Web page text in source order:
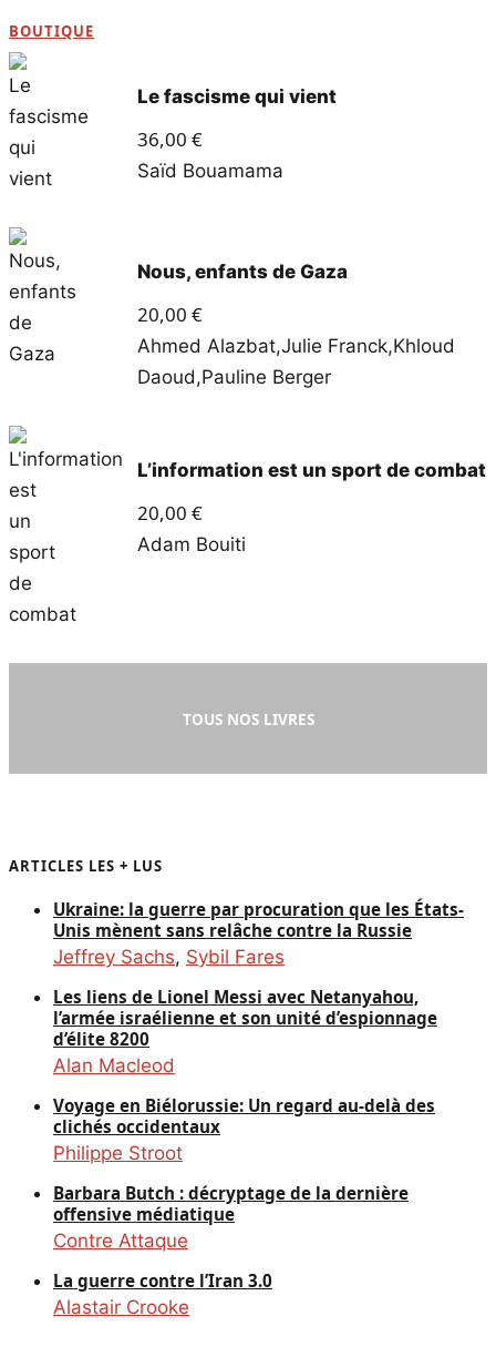
BOUTIQUE
Le fascisme qui vient
36,00 €
Saïd Bouamama
Nous, enfants de Gaza
20,00 €
Ahmed Alazbat,Julie Franck,Khloud
Daoud,Pauline Berger
L’information est un sport de combat
20,00 €
Adam Bouiti
TOUS NOS LIVRES
ARTICLES LES + LUS
Ukraine: la guerre par procuration que les États-
Unis mènent sans relâche contre la Russie
Jeffrey Sachs, Sybil Fares
Les liens de Lionel Messi avec Netanyahou,
l’armée israélienne et son unité d’espionnage
d’élite 8200
Alan Macleod
Voyage en Biélorussie: Un regard au-delà des
clichés occidentaux
Philippe Stroot
Barbara Butch : décryptage de la dernière
offensive médiatique
Contre Attaque
La guerre contre l’Iran 3.0
Alastair Crooke